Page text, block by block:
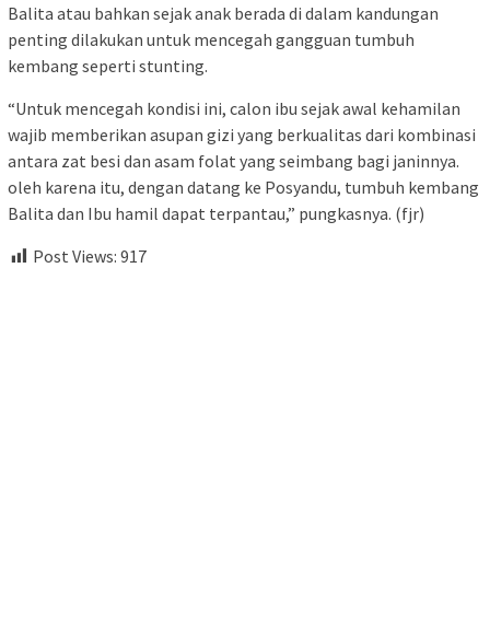
Balita atau bahkan sejak anak berada di dalam kandungan
penting dilakukan untuk mencegah gangguan tumbuh
kembang seperti stunting.
“Untuk mencegah kondisi ini, calon ibu sejak awal kehamilan
wajib memberikan asupan gizi yang berkualitas dari kombinasi
antara zat besi dan asam folat yang seimbang bagi janinnya.
oleh karena itu, dengan datang ke Posyandu, tumbuh kembang
Balita dan Ibu hamil dapat terpantau,” pungkasnya. (fjr)
Post Views: 917